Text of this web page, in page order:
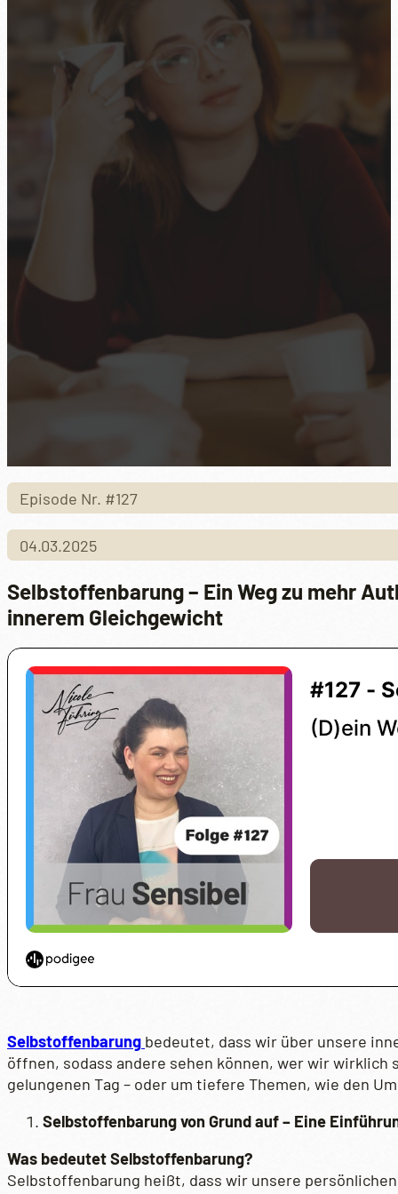
Episode Nr. #127
04.03.2025
Selbstoffenbarung – Ein Weg zu mehr
innerem Gleichgewicht
Selbstoffenbarung bedeutet, dass wir über unsere
öffnen, sodass andere sehen können, wer wir wirklich
gelungenen Tag – oder um tiefere Themen, wie den
Selbstoffenbarung von Grund auf – Eine
Was bedeutet Selbstoffenbarung?
Selbstoffenbarung heißt, dass wir unsere